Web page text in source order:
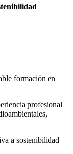
formación en
profesional
a sostenibilidad